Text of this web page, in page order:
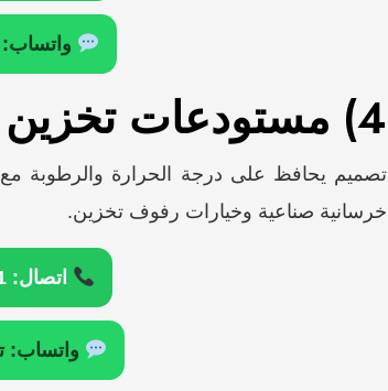
4) مستودعات تخزين
تصميم يحافظ على درجة الحرارة والرطوبة
خرسانية صناعية وخيارات رفوف تخزين.
اتصال: 0569557581
واتساب: